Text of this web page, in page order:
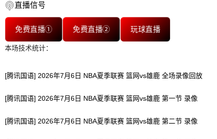
直播信号
免费直播① 免费直播② 玩球直播
本场技术统计：
[腾讯国语] 2026年7月6日 NBA夏季联赛 篮网vs雄鹿 全场录像回放
[腾讯国语] 2026年7月6日 NBA夏季联赛 篮网vs雄鹿 第一节 录像
[腾讯国语] 2026年7月6日 NBA夏季联赛 篮网vs雄鹿 第二节 录像